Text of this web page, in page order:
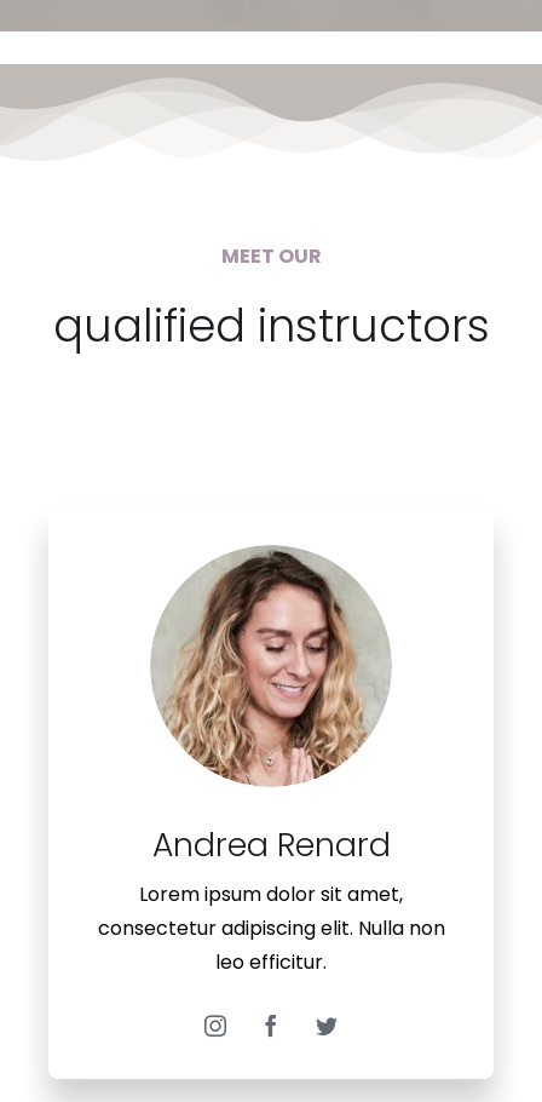
MEET OUR
qualified instructors
Lorem ipsum dolor sit amet,
consectetur adipiscing elit. Nulla non
leo efficitur.